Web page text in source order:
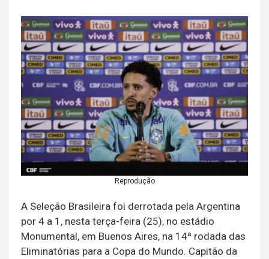
Reprodução
A Seleção Brasileira foi derrotada pela Argentina
por 4 a 1, nesta terça-feira (25), no estádio
Monumental, em Buenos Aires, na 14ª rodada das
Eliminatórias para a Copa do Mundo. Capitão da